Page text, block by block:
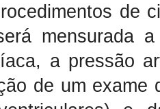
de
mensurada
a pressão
de um exame